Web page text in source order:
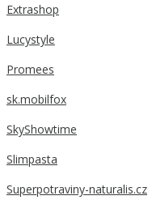
Extrashop
Lucystyle
Promees
sk.mobilfox
SkyShowtime
Slimpasta
Superpotraviny-naturalis.cz